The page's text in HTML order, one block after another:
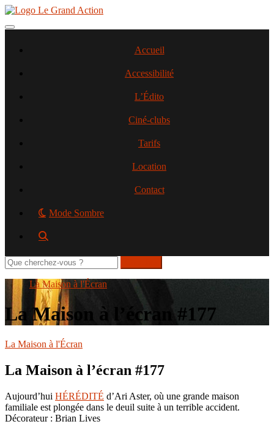
Aller
contenu
Toggle navigation
Accueil
Accessibilité
L’Édito
Ciné-clubs
Tarifs
Location
Contact
Mode Sombre
Rechercher
sur
le
site
La Maison à l'Écran
La Maison à l’écran #177
La Maison à l'Écran
La Maison à l’écran #177
Aujourd’hui HÉRÉDITÉ d’Ari Aster, où une grande maison
familiale est plongée dans le deuil suite à un terrible accident.
Décorateur : Brian Lives